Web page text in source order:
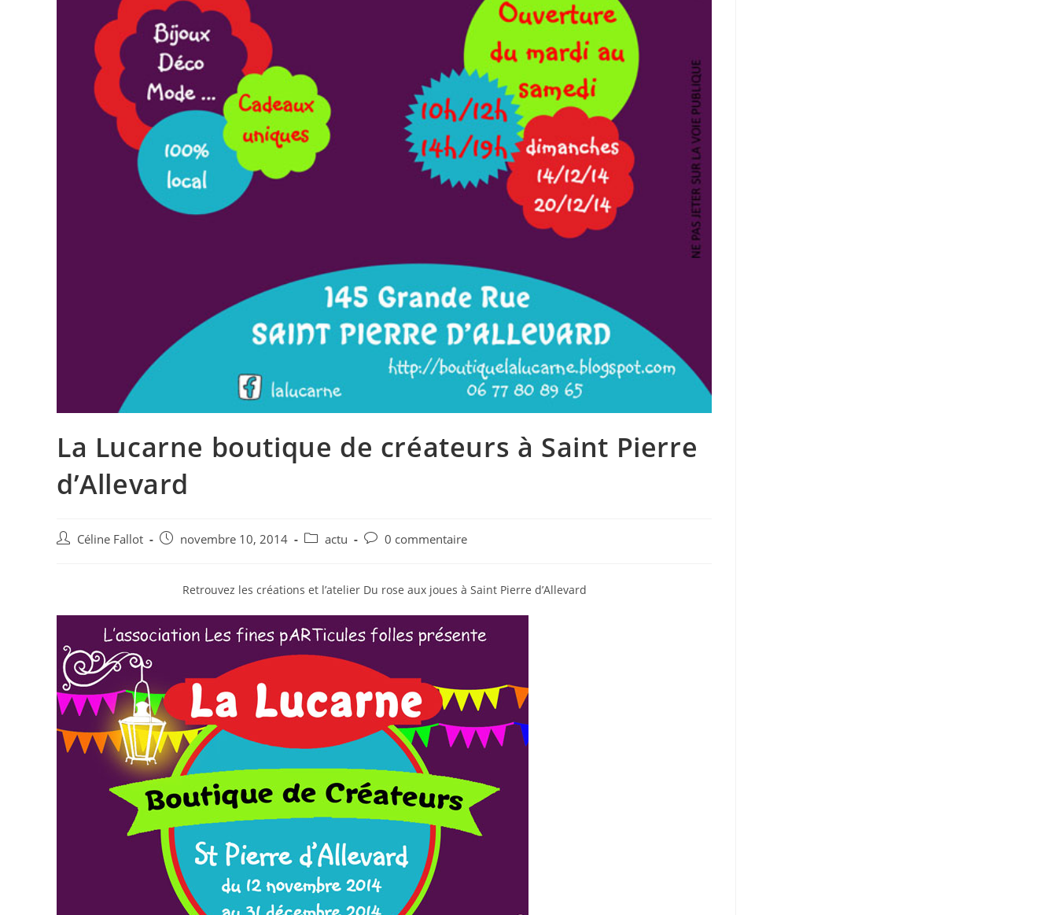
La Lucarne boutique de créateurs à Saint Pierre
d’Allevard
Céline Fallot novembre 10, 2014 actu 0 commentaire
Retrouvez les créations et l’atelier Du rose aux joues à Saint Pierre d’Allevard